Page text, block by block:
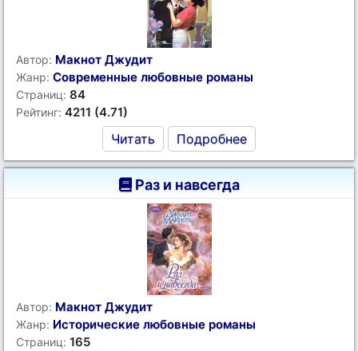
Автор: Макнот Джудит
Жанр: Современные любовные романы
Страниц: 84
Рейтинг: 4211 (4.71)
Читать Подробнее
Раз и навсегда
Автор: Макнот Джудит
Жанр: Исторические любовные романы
Страниц: 165